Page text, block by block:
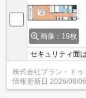
画像：19枚
セキュリティ面
るので、防犯対
ゼットなど豊富
だわり派の方の
実した1人暮ら
株式会社プラン・ド
情報更新日 2026/08/06